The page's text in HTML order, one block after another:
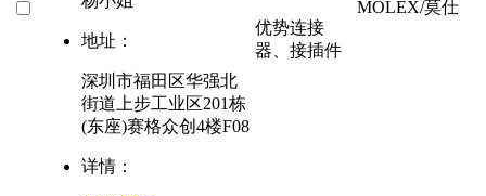
地址：
深圳市福田区华强北
街道上步工业区201栋
(东座)赛格众创4楼F08
详情：
优势连接
器、接插件
MOLEX/莫仕